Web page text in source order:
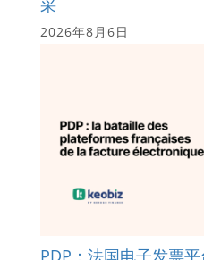
2026年8月6日
PDP：法国电子发票